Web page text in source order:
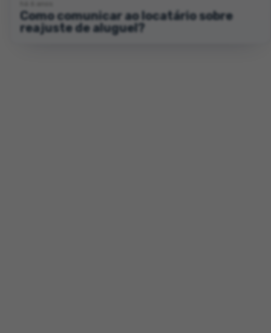
Como comunicar ao locatário sobre
reajuste de aluguel?